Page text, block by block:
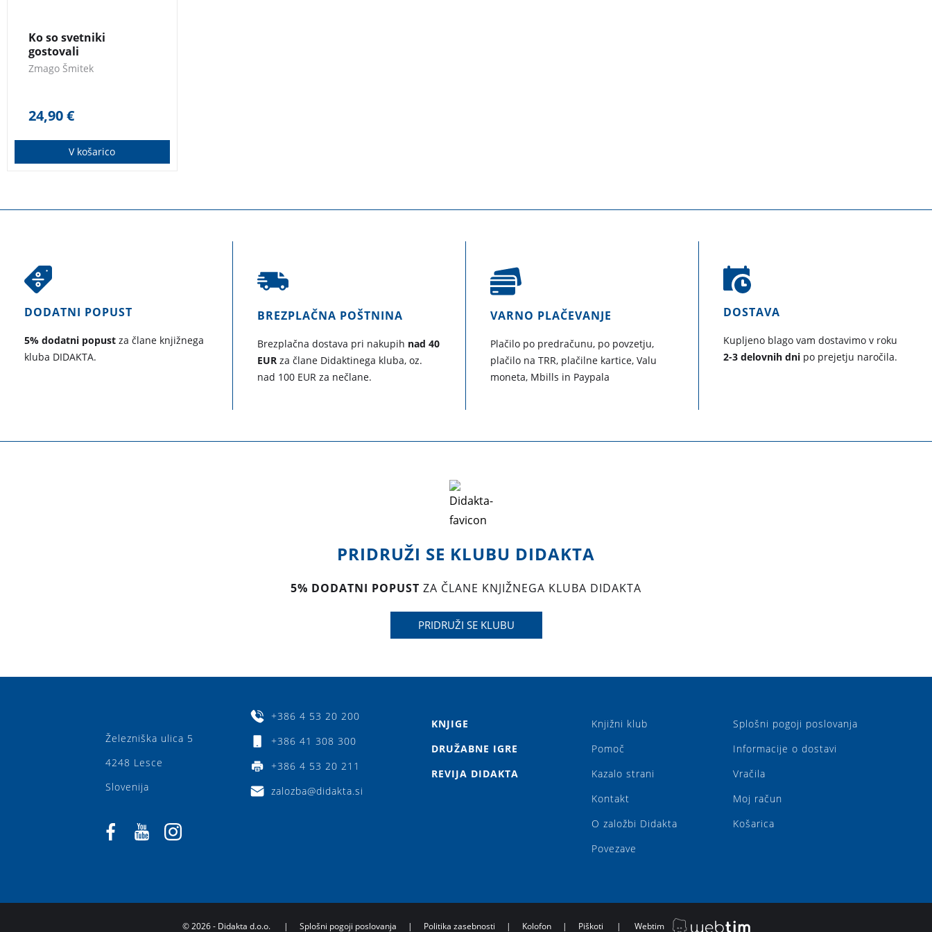
poučnih, a nikoli
dolgočasnih.
Ko so svetniki
gostovali
Zmago Šmitek
24,90€
V košarico
DODATNI POPUST
5% dodatni popust za člane knjižnega
kluba DIDAKTA.
BREZPLAČNA POŠTNINA
Brezplačna dostava pri nakupih nad 40
EUR za člane Didaktinega kluba, oz.
nad 100 EUR za nečlane.
VARNO PLAČEVANJE
Plačilo po predračunu, po povzetju,
plačilo na TRR, plačilne kartice, Valu
moneta, Mbills in Paypala
DOSTAVA
Kupljeno blago vam dostavimo v roku
2-3 delovnih dni po prejetju naročila.
PRIDRUŽI SE KLUBU DIDAKTA
5% DODATNI POPUST ZA ČLANE KNJIŽNEGA KLUBA DIDAKTA
PRIDRUŽI SE KLUBU
Železniška ulica 5
4248 Lesce
Slovenija
+386 4 53 20 200
+386 41 308 300
+386 4 53 20 211
zalozba@didakta.si
KNJIGE
DRUŽABNE IGRE
REVIJA DIDAKTA
Knjižni klub
Pomoč
Kazalo strani
Kontakt
O založbi Didakta
Povezave
Splošni pogoji poslovanja
Informacije o dostavi
Vračila
Moj račun
Košarica
© 2026 - Didakta d.o.o. | Splošni pogoji poslovanja | Politika zasebnosti | Kolofon | Piškoti | Webtim